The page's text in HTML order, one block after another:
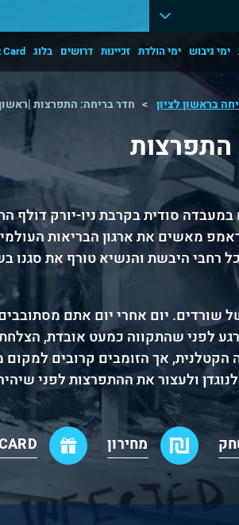
ימי גיבוש ימי הולדת זכיינות דרושים בלוג Card
בראשון לציון חדר בריחה: התפרצות |ראשון
התפרצות
במעבדה סודית בקרבת ניו-יורק דולף
מאשים את ארגון הבריאות
היבשת והנשיא טורף את סגנו
שורדים. יום אחרי יום אתם
לפני שהתקווה כמעט אובדת,
הקטלנית, אך הזומבים קרובים
ולעצור את ההתפרצות לפני
מחירון